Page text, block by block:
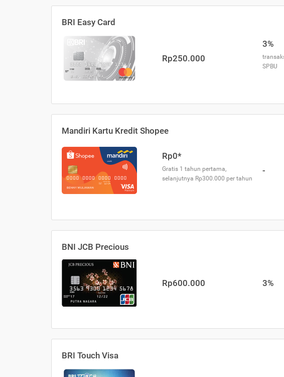
BRI Easy Card
Rp250.000
3%
SPBU
Mandiri Kartu Kredit Shopee
Rp0*
Gratis 1 tahun pertama,
selanjutnya Rp300.000 per tahun
-
BNI JCB Precious
Rp600.000 3%
BRI Touch Visa